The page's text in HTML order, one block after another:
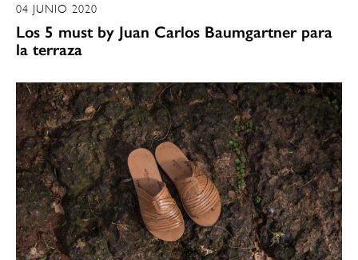
04 JUNIO 2020
Los 5 must by Juan Carlos Baumgartner para
la terraza